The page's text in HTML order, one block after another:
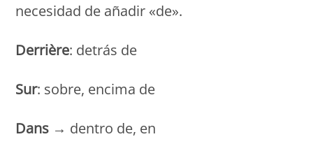
necesidad de añadir «de».
Derrière: detrás de
Sur: sobre, encima de
Dans → dentro de, en